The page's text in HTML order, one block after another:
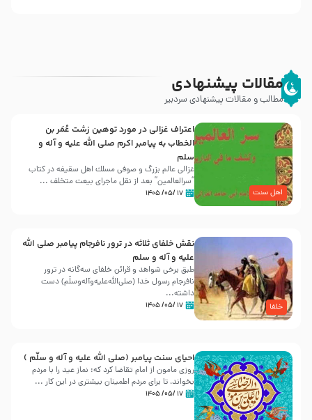
مقالات پیشنهادی
مطالب و مقالات پیشنهادی سردبیر
اهل سنت
اعتراف غزالی در مورد توهین زشت عُمَر بن
الخطاب به پیامبر اکرم صلی الله علیه و آله و
سلم
غزالی عالم بزرگ و صوفی مسلك اهل سقيفه در کتاب
“سرالعالمین” بعد از نقل ماجرای بیعت متخلف ...
۱۷ /۰۵/ ۱۴۰۵
خلفا
نقش خلفای ثلاثه در ترور نافرجام پیامبر صلی الله
علیه و آله و سلم
طبق برخی شواهد و قرائن خلفای سه‌گانه در ترور
نافرجام رسول خدا (صلی‌الله‌علیه‌و‌آله‌وسلّم) دست
داشته‌...
۱۷ /۰۵/ ۱۴۰۵
احیای سنت پیامبر (صلی الله علیه و آله و سلّم )
روزی مامون از امام تقاضا کرد که: نماز عید را با مردم
بخواند، تا برای مردم اطمینان بیشتری در این کار ...
۱۷ /۰۵/ ۱۴۰۵